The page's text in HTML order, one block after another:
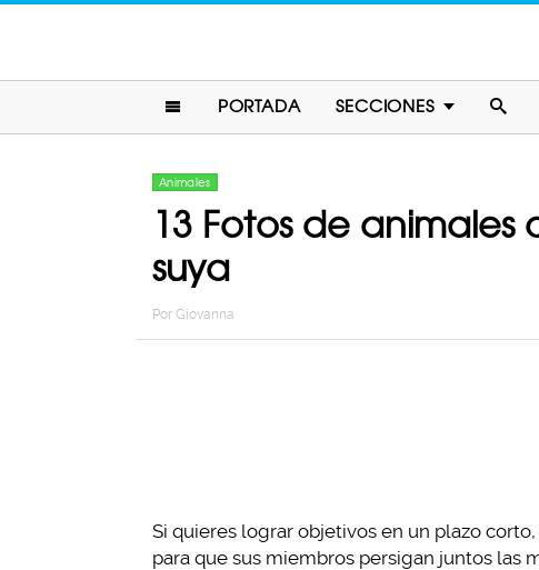
PORTADA SECCIONES
Animales
13 Fotos de
suya
Por Giovanna
Si quieres lograr objetivos en un plazo
para que sus miembros persigan juntos las